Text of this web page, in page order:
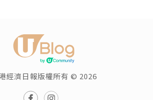
經濟日報版權所有 © 2026